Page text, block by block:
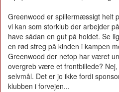
Greenwood er spillermæssigt helt
vi kan som storklub der arbejder
have sådan en gut på holdet. Se
en rød streg på kinden i kampen
Greenwood der netop har været
overgreb være et frontbillede?
selvmål. Det er jo ikke fordi
klubben i forvejen...